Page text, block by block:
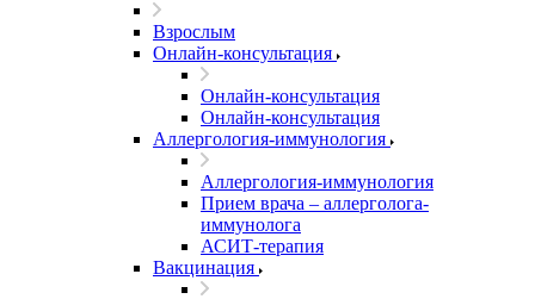
Взрослым
Онлайн-консультация
Онлайн-консультация
Онлайн-консультация
Аллергология-иммунология
Аллергология-иммунология
Прием врача – аллерголога-
иммунолога
АСИТ-терапия
Вакцинация